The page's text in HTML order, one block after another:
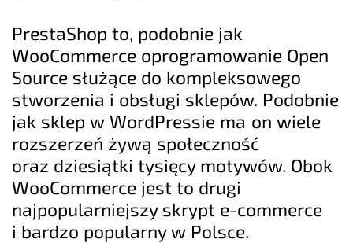
PrestaShop to, podobnie jak
WooCommerce oprogramowanie Open
Source służące do kompleksowego
stworzenia i obsługi sklepów. Podobnie
jak sklep w WordPressie ma on wiele
rozszerzeń żywą społeczność
oraz dziesiątki tysięcy motywów. Obok
WooCommerce jest to drugi
najpopularniejszy skrypt e-commerce
i bardzo popularny w Polsce.